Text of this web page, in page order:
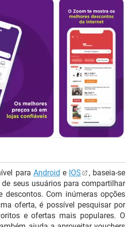
para Android e IOS
, baseia-se
seus usuários para compartilhar
descontos. Com inúmeras opções
oferta, é possível pesquisar por
e ofertas mais populares. O